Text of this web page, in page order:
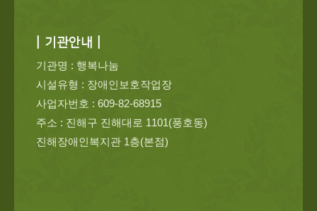
| 기관안내 |
기관명 : 행복나눔
시설유형 : 장애인보호작업장
사업자번호 : 609-82-68915
주소 : 진해구 진해대로 1101(풍호동)
진해장애인복지관 1층(본점)